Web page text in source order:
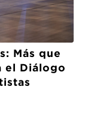
Más que
el Diálogo